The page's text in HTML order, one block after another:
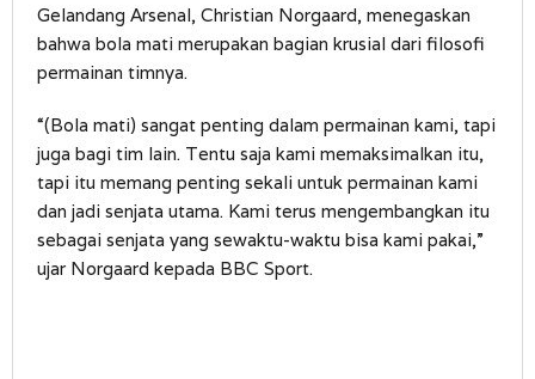
Gelandang Arsenal, Christian Norgaard, menegaskan
bahwa bola mati merupakan bagian krusial dari filosofi
permainan timnya.
“(Bola mati) sangat penting dalam permainan kami, tapi
juga bagi tim lain. Tentu saja kami memaksimalkan itu,
tapi itu memang penting sekali untuk permainan kami
dan jadi senjata utama. Kami terus mengembangkan itu
sebagai senjata yang sewaktu-waktu bisa kami pakai,”
ujar Norgaard kepada BBC Sport.